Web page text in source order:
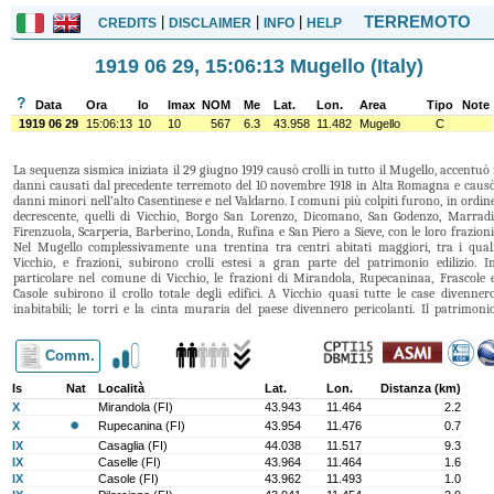
TERREMOTO
CREDITS DISCLAIMER INFO HELP
1919 06 29, 15:06:13 Mugello (Italy)
? Data Ora Io Imax NOM Me Lat. Lon. Area Tipo
Note
1919 06 29
15:06:13 10 10 567 6.3 43.958 11.482 Mugello C
La sequenza sismica iniziata il 29 giugno 1919 causò crolli in tutto il Mugello, accentuò
danni causati dal precedente terremoto del 10 novembre 1918 in Alta Romagna e
danni minori nell’alto Casentinese e nel Valdarno. I comuni più colpiti furono, in
decrescente, quelli di Vicchio, Borgo San Lorenzo, Dicomano, San Godenzo,
Firenzuola, Scarperia, Barberino, Londa, Rufina e San Piero a Sieve, con le loro
Nel Mugello complessivamente una trentina tra centri abitati maggiori, tra i
Vicchio, e frazioni, subirono crolli estesi a gran parte del patrimonio edilizio.
particolare nel comune di Vicchio, le frazioni di Mirandola, Rupecaninaa, Frascole
Casole subirono il crollo totale degli edifici. A Vicchio quasi tutte le case
inabitabili; le torri e la cinta muraria del paese divennero pericolanti. Il
lesionata al campanile e subì il crollo della cupola e lo sprofondamento della
dell’abside. Nel vicino comune di Dicomano, a Corella e nelle sue frazioni crollò
divenne inabitabile quasi l’80% degli edifici, lasciando senzatetto 700 dei 900
delle zona. Borgo San Lorenzo e le sue frazioni subirono danni gravissimi: in
a Borgo San Lorenzo ci furono crolli diffusi e moltissime case inabitabili.
l’edilizia ecclesiastica, il patrimonio edilizio pubblico, il patrimonio edilizio privato,
insediamenti industriali e produttivi subirono danni gravissimi. Quanto al
ecclesiastico, subirono danni la cattedrale, il santuario del SS.Crocifissso, una chiesa e
conventi. Quanto al patrimonio edilizio pubblico, la torre del palazzo Bercelli
parzialmente; la torre di palazzo Savi crollò in parte e divenne pericolante;
Comm.
Is Nat Località Lat. Lon.
Distanza (km)
X
Mirandola (FI) 43.943 11.464
2.2
X
Rupecanina (FI) 43.954 11.476
0.7
IX
Casaglia (FI) 44.038 11.517
9.3
IX
Caselle (FI) 43.964 11.464
1.6
IX
Casole (FI) 43.962 11.493
1.0